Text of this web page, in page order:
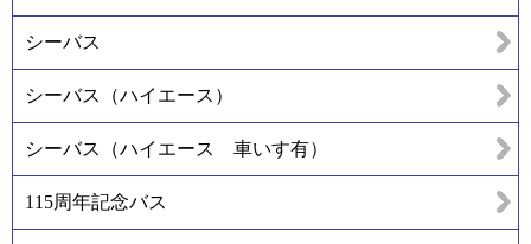
シーバス
シーバス（ハイエース）
シーバス（ハイエース 車いす有）
115周年記念バス